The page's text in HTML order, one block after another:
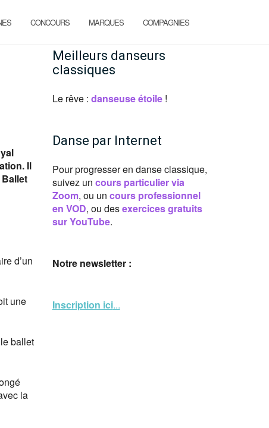
CONCOURS MARQUES COMPAGNIES
Il
d’un
une
ballet
la
Meilleurs danseurs
classiques
Le rêve : danseuse étoile!
Danse par Internet
Pour progresser en danse classique,
suivez un cours particulier via
Zoom, ou un cours professionnel
en VOD, ou desexercices gratuits
sur YouTube.
Notre newsletter :
Inscription ici...